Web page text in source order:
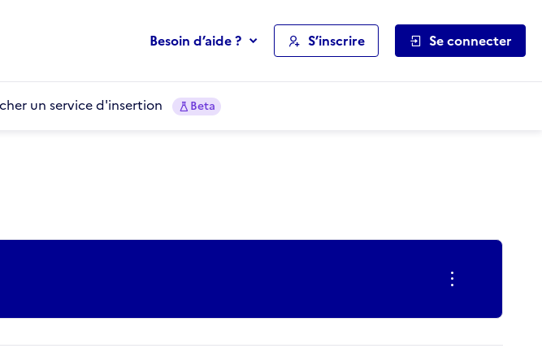
Besoin d’aide ? S’inscrire Se connecter
un service d'insertion Beta